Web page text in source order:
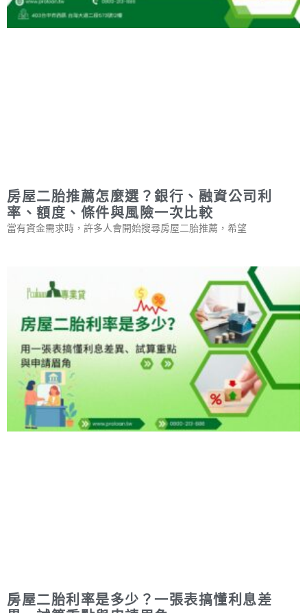
房屋二胎推薦怎麼選？銀行、融資公司利
率、額度、條件與風險一次比較
當有資金需求時，許多人會開始搜尋房屋二胎推薦，希望
房屋二胎利率是多少？一張表搞懂利息差